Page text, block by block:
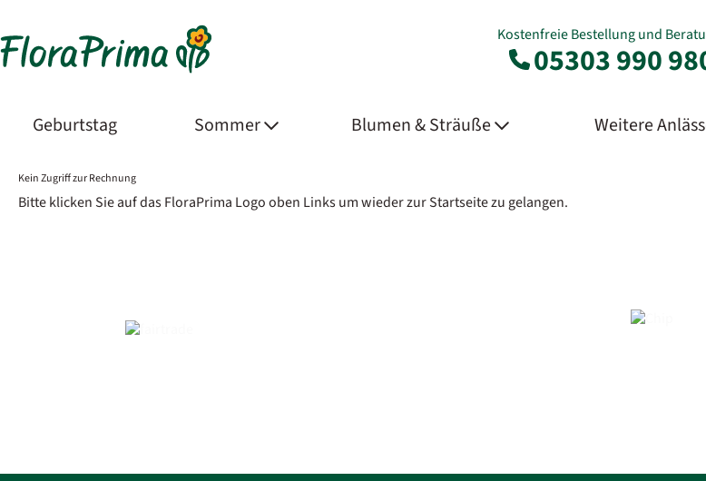
Kostenfreie Bestellung und
05303 990
Geburtstag Sommer Blumen & Sträuße Weitere
Kein Zugriff zur Rechnung
Bitte klicken Sie auf das FloraPrima Logo oben Links um wieder zur Startseite zu gelangen.